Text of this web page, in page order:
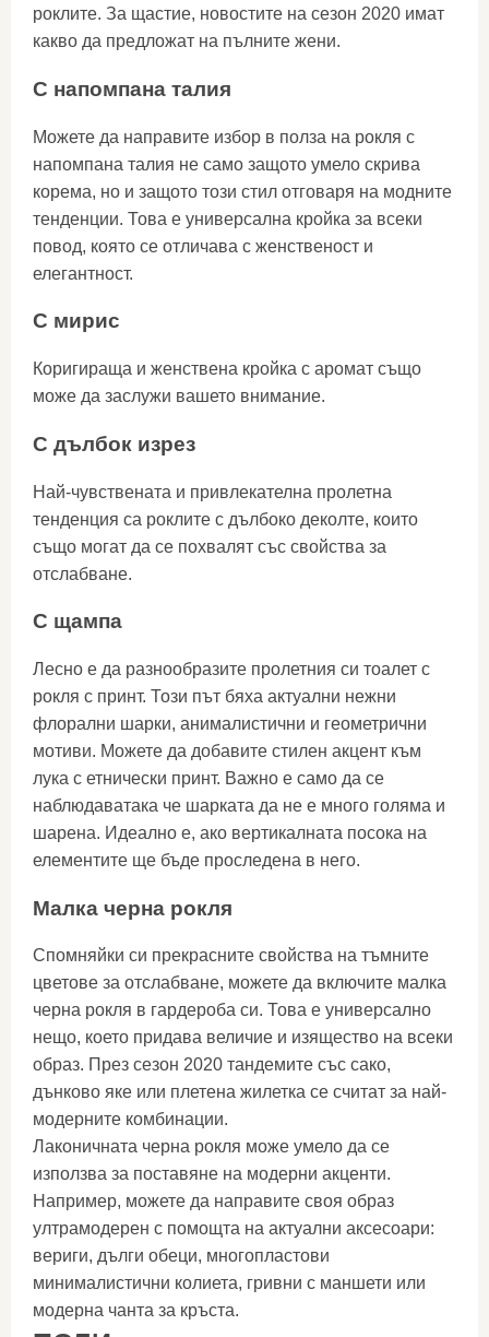
роклите. За щастие, новостите на сезон 2020 имат
какво да предложат на пълните жени.
С напомпана талия
Можете да направите избор в полза на рокля с
напомпана талия не само защото умело скрива
корема, но и защото този стил отговаря на модните
тенденции. Това е универсална кройка за всеки
повод, която се отличава с женственост и
елегантност.
С мирис
Коригираща и женствена кройка с аромат също
може да заслужи вашето внимание.
С дълбок изрез
Най-чувствената и привлекателна пролетна
тенденция са роклите с дълбоко деколте, които
също могат да се похвалят със свойства за
отслабване.
С щампа
Лесно е да разнообразите пролетния си тоалет с
рокля с принт. Този път бяха актуални нежни
флорални шарки, анималистични и геометрични
мотиви. Можете да добавите стилен акцент към
лука с етнически принт. Важно е само да се
наблюдаватака че шарката да не е много голяма и
шарена. Идеално е, ако вертикалната посока на
елементите ще бъде проследена в него.
Малка черна рокля
Спомняйки си прекрасните свойства на тъмните
цветове за отслабване, можете да включите малка
черна рокля в гардероба си. Това е универсално
нещо, което придава величие и изящество на всеки
образ. През сезон 2020 тандемите със сако,
дънково яке или плетена жилетка се считат за най-
модерните комбинации.
Лаконичната черна рокля може умело да се
използва за поставяне на модерни акценти.
Например, можете да направите своя образ
ултрамодерен с помощта на актуални аксесоари:
вериги, дълги обеци, многопластови
минималистични колиета, гривни с маншети или
модерна чанта за кръста.